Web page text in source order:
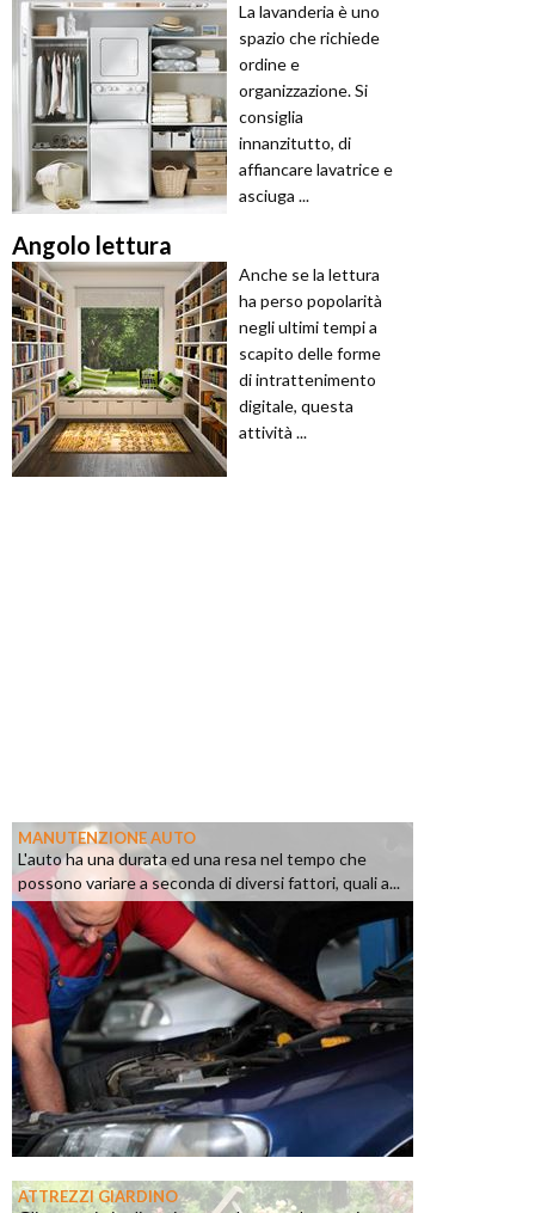
La lavanderia è uno
spazio che richiede
ordine e
organizzazione. Si
consiglia
innanzitutto, di
affiancare lavatrice e
asciuga ...
Angolo lettura
Anche se la lettura
ha perso popolarità
negli ultimi tempi a
scapito delle forme
di intrattenimento
digitale, questa
attività ...
MANUTENZIONE AUTO
L'auto ha una durata ed una resa nel tempo che
possono variare a seconda di diversi fattori, quali a...
ATTREZZI GIARDINO